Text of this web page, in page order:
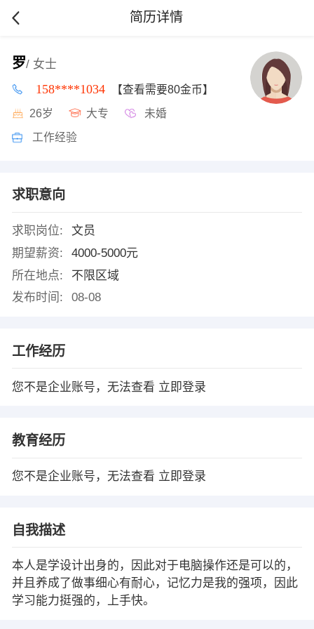
简历详情
罗/ 女士
158****1034 【查看需要80金币】
26岁 大专 未婚
工作经验
求职意向
求职岗位:
文员
期望薪资:
4000-5000元
所在地点:
不限区域
发布时间:
08-08
工作经历
您不是企业账号，无法查看 立即登录
教育经历
您不是企业账号，无法查看 立即登录
自我描述
本人是学设计出身的，因此对于电脑操作还是可以的，
并且养成了做事细心有耐心，记忆力是我的强项，因此
学习能力挺强的，上手快。